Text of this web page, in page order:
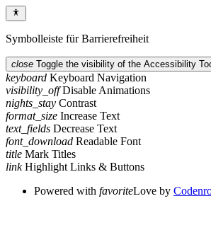
Symbolleiste für Barrierefreiheit
close Toggle the visibility of the Accessibility
keyboard Keyboard Navigation
visibility_off Disable Animations
nights_stay Contrast
format_size Increase Text
text_fields Decrease Text
font_download Readable Font
title Mark Titles
link Highlight Links & Buttons
Powered with favoriteLove by